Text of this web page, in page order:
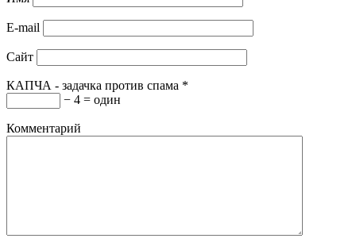
E-mail
Сайт
КАПЧА - задачка против спама *
− 4 = один
Комментарий